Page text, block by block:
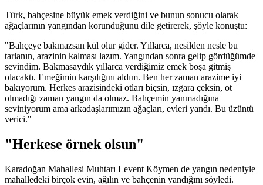
Türk, bahçesine büyük emek verdiğini ve bunun sonucu olarak
ağaçlarının yangından korunduğunu dile getirerek, şöyle konuştu:
"Bahçeye bakmazsan kül olur gider. Yıllarca, nesilden nesle bu
tarlanın, arazinin kalması lazım. Yangından sonra gelip gördüğümde
sevindim. Bakmasaydık yıllarca verdiğimiz emek boşa gitmiş
olacaktı. Emeğimin karşılığını aldım. Ben her zaman arazime iyi
bakıyorum. Herkes arazisindeki otları biçsin, ızgara çeksin, ot
olmadığı zaman yangın da olmaz. Bahçemin yanmadığına
seviniyorum ama arkadaşlarımızın ağaçları, evleri yandı. Bu üzüntü
verici."
"Herkese örnek olsun"
Karadoğan Mahallesi Muhtarı Levent Köymen de yangın nedeniyle
mahalledeki birçok evin, ağılın ve bahçenin yandığını söyledi.